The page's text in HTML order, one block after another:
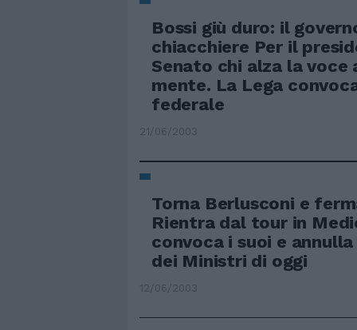
Bossi giù duro: il
chiacchiere Per il
Senato chi alza la voce
mente. La Lega
federale
21/06/2003
Torna Berlusconi e
Rientra dal tour in
convoca i suoi e
dei Ministri di oggi
12/06/2003